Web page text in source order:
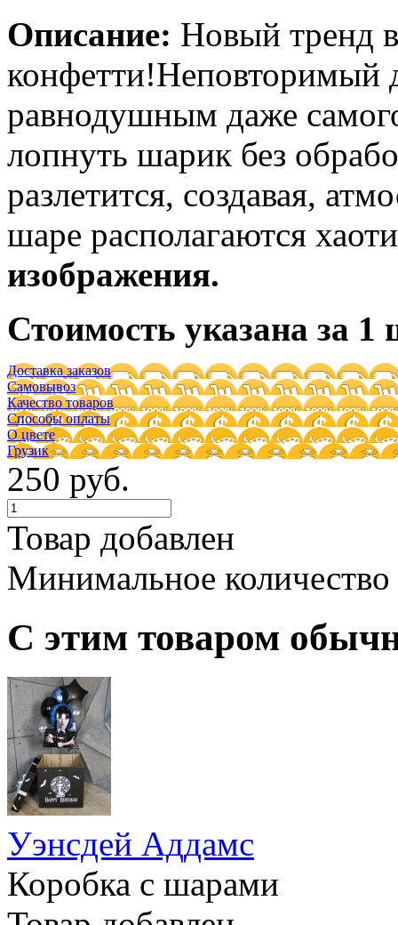
Описание: Новый тренд
конфетти!Неповторимый
равнодушным даже
лопнуть шарик без
разлетится, создавая,
шаре располагаются
изображения.
Стоимость указана за 1
Доставка заказов
Самовывоз
Качество товаров
Способы оплаты
О цвете
Грузик
250 руб.
Товар добавлен
Минимальное
С этим товаром
Уэнсдей Аддамс
Коробка с шарами